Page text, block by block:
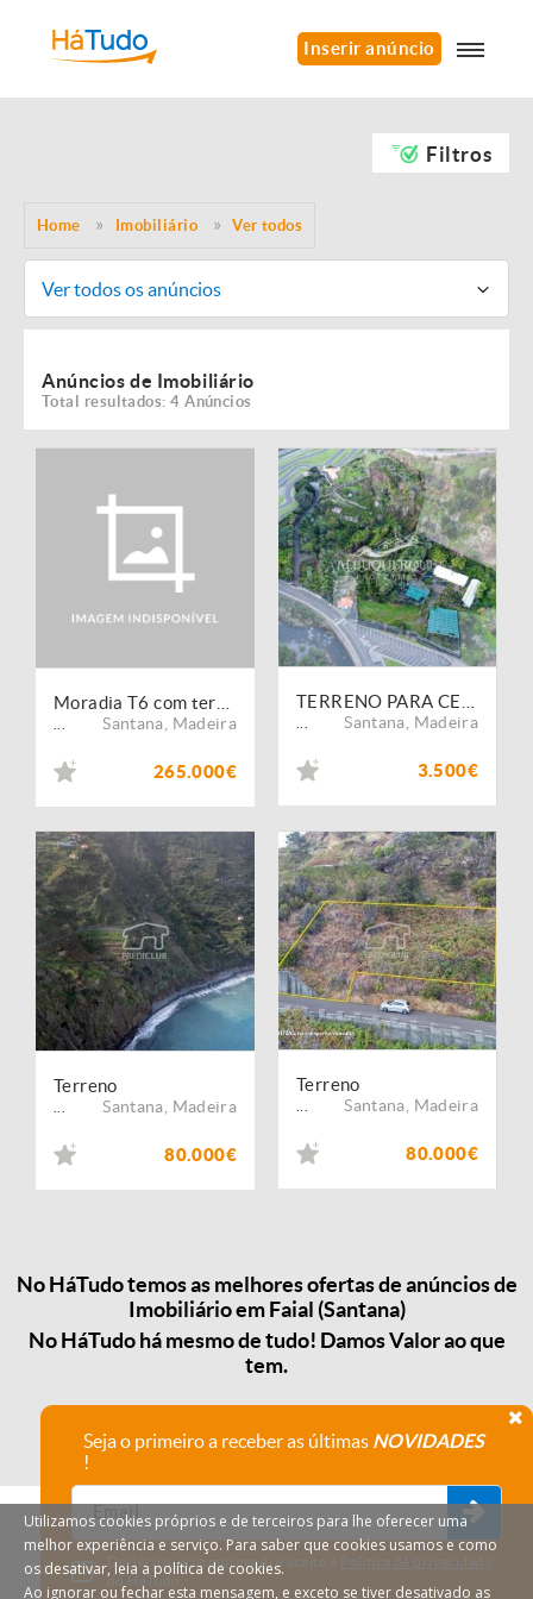
Inserir anúncio
Filtros
Home Imobiliário Ver todos
Ver todos os anúncios
Anúncios de Imobiliário
Total resultados: 4 Anúncios
Santana Madeira
265.000€
Santana Madeira
3.500€
Terreno
Santana Madeira
80.000€
Terreno
Santana Madeira
80.000€
No HáTudo temos as melhores ofertas de anúncios de
Imobiliário em Faial (Santana)
No HáTudo há mesmo de tudo! Damos Valor ao que
tem.
Seja o primeiro a receber as últimas NOVIDADES
!
Declaro que compreendi e aceito a Política de privacidade
do HáTudo.
Utilizamos cookies próprios e de terceiros para lhe oferecer uma
melhor experiência e serviço. Para saber que cookies usamos e como
os desativar, leia a política de cookies.
Ao ignorar ou fechar esta mensagem, e exceto se tiver desativado as